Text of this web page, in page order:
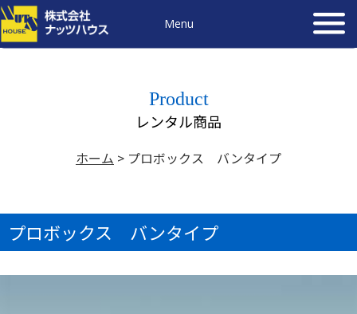
Menu
Product
レンタル商品
ホーム > プロボックス バンタイプ
プロボックス バンタイプ